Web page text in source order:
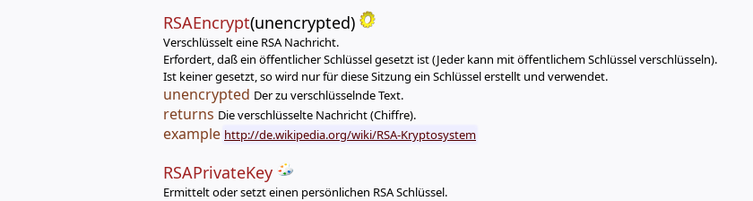
RSAEncrypt(unencrypted)
Verschlüsselt eine RSA Nachricht.
Erfordert, daß ein öffentlicher Schlüssel gesetzt ist (Jeder kann mit öffentlichem Schlüssel verschlüsseln).
Ist keiner gesetzt, so wird nur für diese Sitzung ein Schlüssel erstellt und verwendet.
unencrypted Der zu verschlüsselnde Text.
returns Die verschlüsselte Nachricht (Chiffre).
example http://de.wikipedia.org/wiki/RSA-Kryptosystem
RSAPrivateKey
Ermittelt oder setzt einen persönlichen RSA Schlüssel.